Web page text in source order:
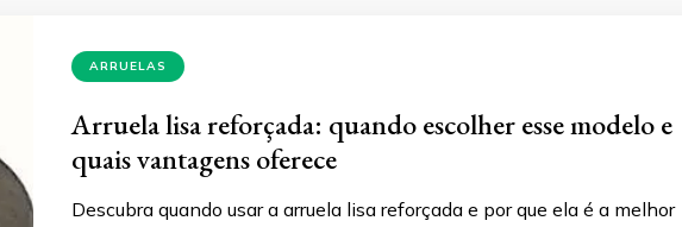
ARRUELAS
Arruela lisa reforçada: quando escolher esse modelo e
quais vantagens oferece
Descubra quando usar a arruela lisa reforçada e por que ela é a melhor